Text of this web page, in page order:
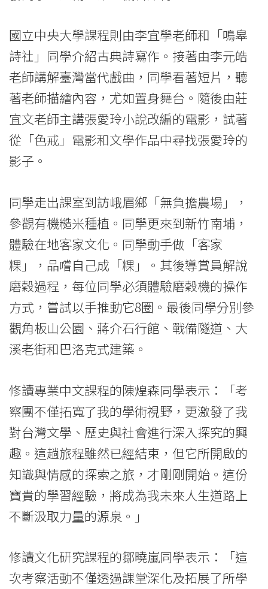
國立中央大學課程則由李宜學老師和「鳴皋
詩社」同學介紹古典詩寫作。接著由李元皓
老師講解臺灣當代戲曲，同學看著短片，聽
著老師描繪內容，尤如置身舞台。隨後由莊
宜文老師主講張愛玲小說改編的電影，試著
從「色戒」電影和文學作品中尋找張愛玲的
影子。
同學走出課室到訪峨眉鄉「無負擔農場」，
參觀有機糙米種植。同學更來到新竹南埔，
體驗在地客家文化。同學動手做「客家
粿」，品嚐自己成「粿」。其後導賞員解說
磨穀過程，每位同學必須體驗磨穀機的操作
方式，嘗試以手推動它8圈。最後同學分別參
觀角板山公園、蔣介石行館、戰備隧道、大
溪老街和巴洛克式建築。
修讀專業中文課程的陳煌森同學表示：「考
察團不僅拓寬了我的學術視野，更激發了我
對台灣文學、歷史與社會進行深入探究的興
趣。這趟旅程雖然已經結束，但它所開啟的
知識與情感的探索之旅，才剛剛開始。這份
寶貴的學習經驗，將成為我未來人生道路上
不斷汲取力量的源泉。」
修讀文化研究課程的鄒曉嵐同學表示：「這
次考察活動不僅透過課堂深化及拓展了所學